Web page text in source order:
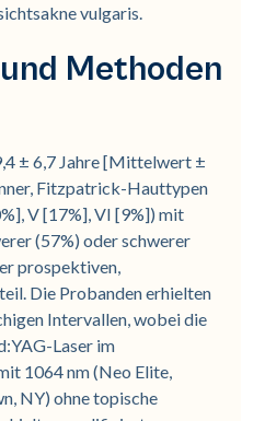
vulgaris.
Methoden
± 6,7 Jahre [Mittelwert ±
Fitzpatrick-Hauttypen
V [17%], VI [9%]) mit
(57%) oder schwerer
prospektiven,
Die Probanden erhielten
Intervallen, wobei die
Laser im
1064 nm (Neo Elite,
NY) ohne topische